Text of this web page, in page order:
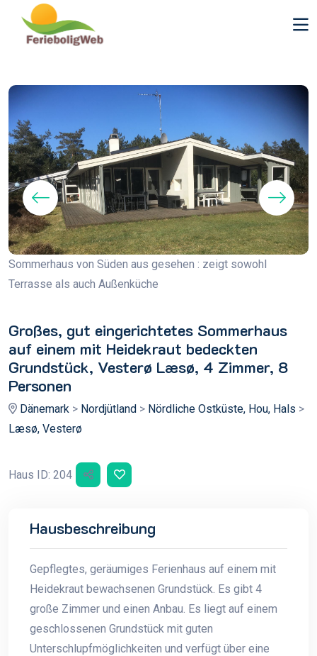
Sommerhaus von Süden aus gesehen : zeigt sowohl
Terrasse als auch Außenküche
Großes, gut eingerichtetes Sommerhaus
auf einem mit Heidekraut bedeckten
Grundstück, Vesterø Læsø, 4 Zimmer, 8
Personen
Dänemark > Nordjütland > Nördliche Ostküste, Hou, Hals >
Læsø, Vesterø
Haus ID: 204
Hausbeschreibung
Gepflegtes, geräumiges Ferienhaus auf einem mit
Heidekraut bewachsenen Grundstück. Es gibt 4
große Zimmer und einen Anbau. Es liegt auf einem
geschlossenen Grundstück mit guten
Unterschlupfmöglichkeiten und verfügt über eine